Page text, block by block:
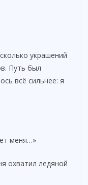
украшений
Путь был
всё сильнее: я
меня…»
охватил ледяной